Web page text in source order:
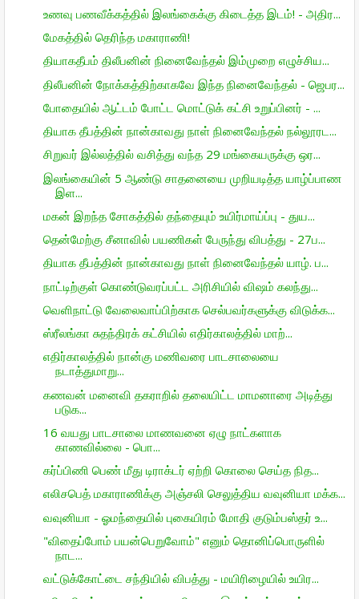
உணவு பணவீக்கத்தில் இலங்கைக்கு கிடைத்த இடம்! - அதிர...
மேகத்தில் தெரிந்த மகாராணி!
தியாகதீபம் திலீபனின் நினைவேந்தல் இம்முறை எழுச்சிய...
திலீபனின் நோக்கத்திற்காகவே இந்த நினைவேந்தல் - ஜெபர...
போதையில் ஆட்டம் போட்ட மொட்டுக் கட்சி உறுப்பினர் - ...
தியாக தீபத்தின் நான்காவது நாள் நினைவேந்தல் நல்லூரட...
சிறுவர் இல்லத்தில் வசித்து வந்த 29 மங்கையருக்கு ஒர...
இலங்கையின் 5 ஆண்டு சாதனையை முறியடித்த யாழ்ப்பாண
இள...
மகன் இறந்த சோகத்தில் தந்தையும் உயிர்மாய்ப்பு - துய...
தென்மேற்கு சீனாவில் பயணிகள் பேருந்து விபத்து - 27ப...
தியாக தீபத்தின் நான்காவது நாள் நினைவேந்தல் யாழ். ப...
நாட்டிற்குள் கொண்டுவரப்பட்ட அரிசியில் விஷம் கலந்து...
வெளிநாட்டு வேலைவாப்பிற்காக செல்பவர்களுக்கு விடுக்க...
ஸ்ரீலங்கா சுதந்திரக் கட்சியில் எதிர்காலத்தில் மாற்...
எதிர்காலத்தில் நான்கு மணிவரை பாடசாலையை
நடாத்துமாறு...
கணவன் மனைவி தகராறில் தலையிட்ட மாமனாரை அடித்து
படுக...
16 வயது பாடசாலை மாணவனை ஏழு நாட்களாக
காணவில்லை - பொ...
கர்ப்பிணி பெண் மீது டிராக்டர் ஏற்றி கொலை செய்த நித...
எலிசபெத் மகாராணிக்கு அஞ்சலி செலுத்திய வவுனியா மக்க...
வவுனியா - ஓமந்தையில் புகையிரம் மோதி குடும்பஸ்தர் உ...
"விதைப்போம் பயன்பெறுவோம்" எனும் தொனிப்பொருளில்
நாட...
வட்டுக்கோட்டை சந்தியில் விபத்து - மயிரிழையில் உயிர...